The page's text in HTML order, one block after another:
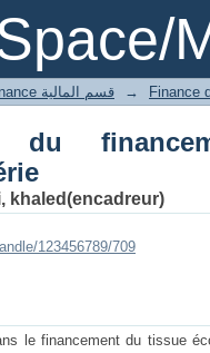
par
2 Département of Finance قسم المالية →
du
khaled(encadreur)
123456789/709
le financement du tissue